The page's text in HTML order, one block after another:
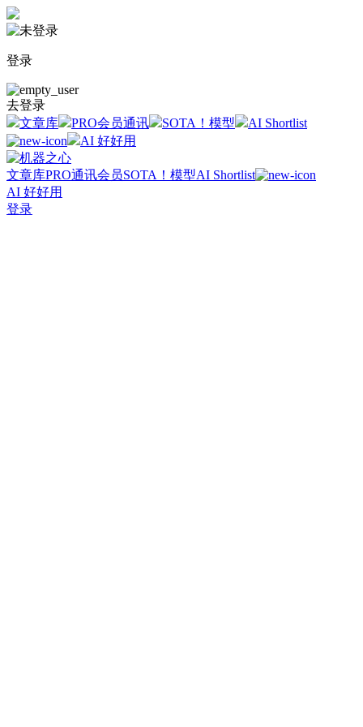
登录
去登录
文章库
PRO会员通讯 SOTA！模型
AI Shortlist
AI 好好用
文章库PRO通讯会员SOTA！模型AI Shortlist
AI 好好用
登录